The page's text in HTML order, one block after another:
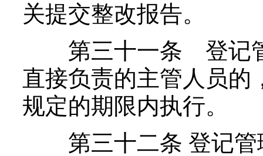
关提交整改报告。
第三十一条 登记管
直接负责的主管人员的
规定的期限内执行。
第三十二条 登记管